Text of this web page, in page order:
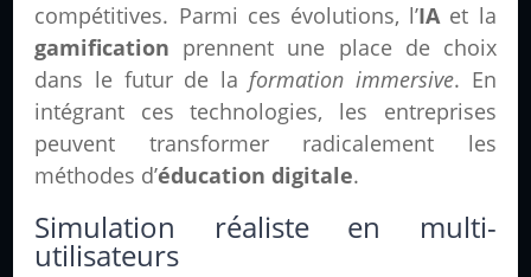
compétitives. Parmi ces évolutions, l’IAet la
gamification prennent une place de choix
dans le futur de laformation immersive. En
intégrant ces technologies, les entreprises
peuvent transformer radicalement les
méthodes d’éducation digitale.
Simulation réaliste en multi-
utilisateurs